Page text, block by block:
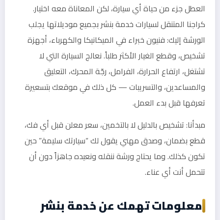
العطل جزء من حياة أي سيارة، لكن المعاناة معه اختيار.
كراجنا المتنقل لسيارات خدمة بنشر بجميع موديلاتها يجلب
الورشة إليك: فنيون خبراء في الميكانيكا والكهرباء، أجهزة
تشخيص، وقطع الغيار الأكثر طلباً. نعالج السيارة التي لا
تشتغل، ارتفاع الحرارة، الفرامل، رجّة المحرك، التعليق
والمساعدين، والتسريبات — كل ذلك في موقعك بتسعيرة
تعرفها قبل بدء العمل.
مبدأنا: تشخيص بالدليل لا بالتخمين، سعر معلن قبل أي فك،
قطع بضمان، وصدق مهني يقول لك “سيارتك سليمة” حين
تكون كذلك. وما يحتاج ورشة ننقله ونعيده جاهزاً دون أن
تتحمل أنت أي عناء.
معلومات تهمك عن خدمة بنشر